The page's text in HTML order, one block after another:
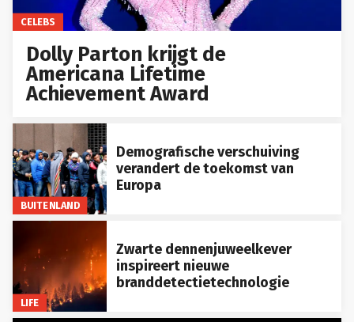
CELEBS
Dolly Parton krijgt de
Americana Lifetime
Achievement Award
BUITENLAND
Demografische verschuiving
verandert de toekomst van
Europa
LIFE
Zwarte dennenjuweelkever
inspireert nieuwe
branddetectietechnologie